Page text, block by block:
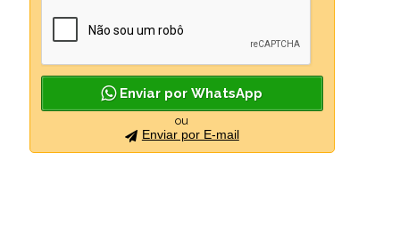
Enviar por WhatsApp
ou
Enviar por E-mail